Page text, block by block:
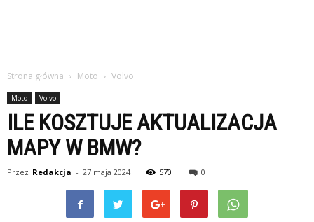
Strona główna Moto Volvo
Moto Volvo
ILE KOSZTUJE AKTUALIZACJA
MAPY W BMW?
Przez Redakcja - 27 maja 2024 570 0